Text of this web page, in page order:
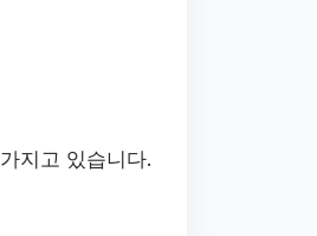
지고 있습니다.